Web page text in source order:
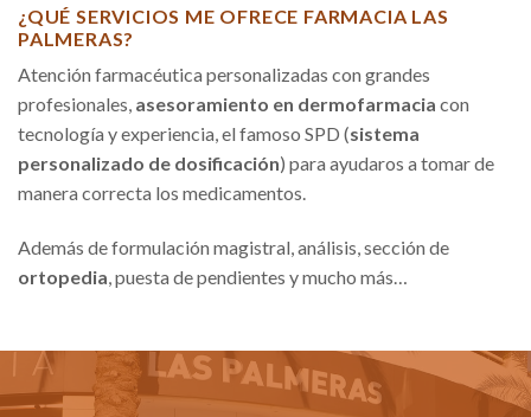
¿QUÉ SERVICIOS ME OFRECE FARMACIA LAS
PALMERAS?
Atención farmacéutica personalizadas con grandes
profesionales, asesoramiento en dermofarmacia con
tecnología y experiencia, el famoso SPD (sistema
personalizado de dosificación) para ayudaros a tomar de
manera correcta los medicamentos.
Además de formulación magistral, análisis, sección de
ortopedia , puesta de pendientes y mucho más…